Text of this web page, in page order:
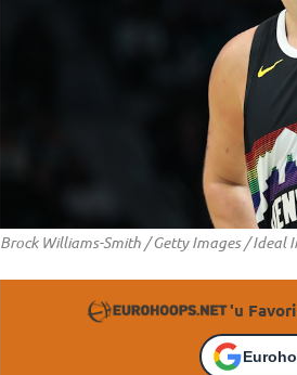
Brock Williams-Smith / Getty Images / Ideal
'u